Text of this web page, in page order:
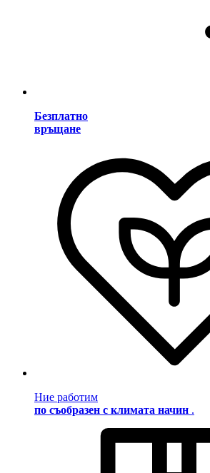
Безплатно
връщане
Ние работим
по съобразен с климата начин .